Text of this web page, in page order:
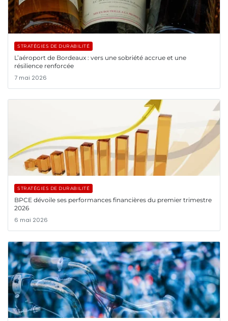
STRATÉGIES DE DURABILITÉ
L’aéroport de Bordeaux : vers une sobriété accrue et une
résilience renforcée
7 mai 2026
STRATÉGIES DE DURABILITÉ
BPCE dévoile ses performances financières du premier trimestre
2026
6 mai 2026